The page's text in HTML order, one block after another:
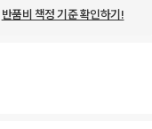
반품비 책정 기준 확인하기!